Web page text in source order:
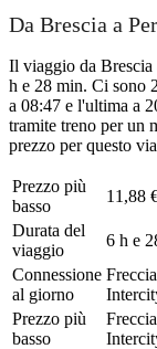
Da Brescia a
Il viaggio da Brescia
h e 28 min. Ci sono
a 08:47 e l'ultima a
tramite treno per un
prezzo per questo
Prezzo più
basso
11,88
Durata del
viaggio
6 h e
Connessione
al giorno
Prezzo più
basso